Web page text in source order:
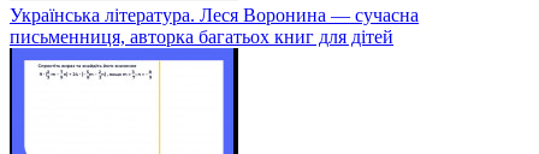
Українська література. Леся Воронина — сучасна
письменниця, авторка багатьох книг для дітей